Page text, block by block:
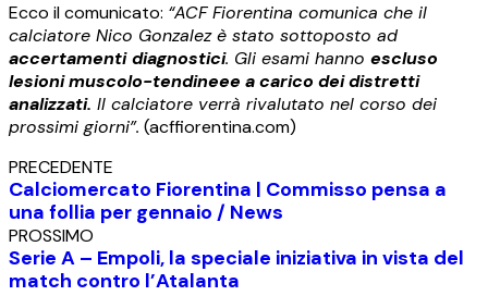
Ecco il comunicato: “ACF Fiorentina comunica che il
calciatore Nico Gonzalez è stato sottoposto ad
accertamenti diagnostici. Gli esami hanno escluso
lesioni muscolo-tendineee a carico dei distretti
analizzati. Il calciatore verrà rivalutato nel corso dei
prossimi giorni”. (acffiorentina.com)
PRECEDENTE
Calciomercato Fiorentina | Commisso pensa a
una follia per gennaio / News
PROSSIMO
Serie A – Empoli, la speciale iniziativa in vista del
match contro l’Atalanta